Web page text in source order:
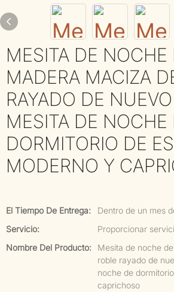
MESITA DE NOCHE
MADERA MACIZA
RAYADO DE
MESITA DE NOCHE
DORMITORIO DE
MODERNO Y
El Tiempo De Entrega:
Dentro de un mes
Servicio:
Proporcionar
Nombre Del Producto:
Mesita de noche
roble rayado de
noche de
caprichoso